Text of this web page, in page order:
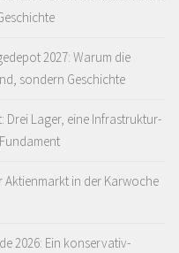
2027: Warum die
sondern Geschichte
Drei Lager, eine Infrastruktur-
Aktienmarkt in der Karwoche
2026: Ein konservativ-